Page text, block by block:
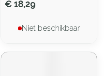
€ 18,29
Niet beschikbaar